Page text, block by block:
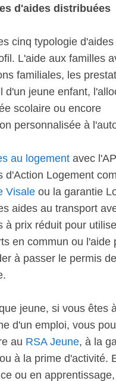
d'aides distribuées
cinq typologie
L'aide aux familles
familiales, les
d'un jeune enfant,
scolaire ou encore
personnalisée à
au logement avec
d'Action Logement
Visale ou la garantie
aides au transport
à prix réduit pour
en commun ou l'aide
à passer le permis de
jeune, si vous êtes
d'un emploi, vous
au RSA Jeune, à la
à la prime d'activité.
ou en apprentissage,